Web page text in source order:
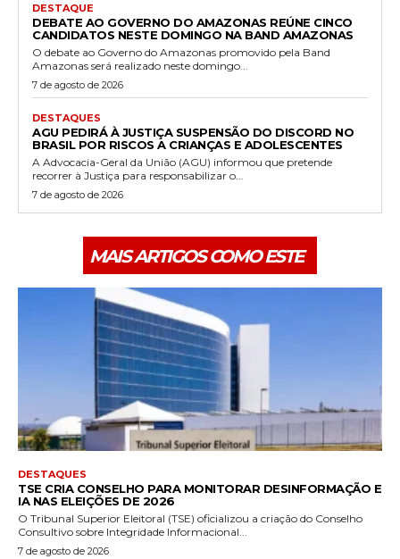
DESTAQUE
DEBATE AO GOVERNO DO AMAZONAS REÚNE CINCO
CANDIDATOS NESTE DOMINGO NA BAND AMAZONAS
O debate ao Governo do Amazonas promovido pela Band
Amazonas será realizado neste domingo...
7 de agosto de 2026
DESTAQUES
AGU PEDIRÁ À JUSTIÇA SUSPENSÃO DO DISCORD NO
BRASIL POR RISCOS A CRIANÇAS E ADOLESCENTES
A Advocacia-Geral da União (AGU) informou que pretende
recorrer à Justiça para responsabilizar o...
7 de agosto de 2026
MAIS ARTIGOS COMO ESTE
DESTAQUES
TSE CRIA CONSELHO PARA MONITORAR DESINFORMAÇÃO E
IA NAS ELEIÇÕES DE 2026
O Tribunal Superior Eleitoral (TSE) oficializou a criação do Conselho
Consultivo sobre Integridade Informacional...
7 de agosto de 2026